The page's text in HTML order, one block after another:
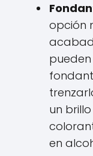
opción
un
en